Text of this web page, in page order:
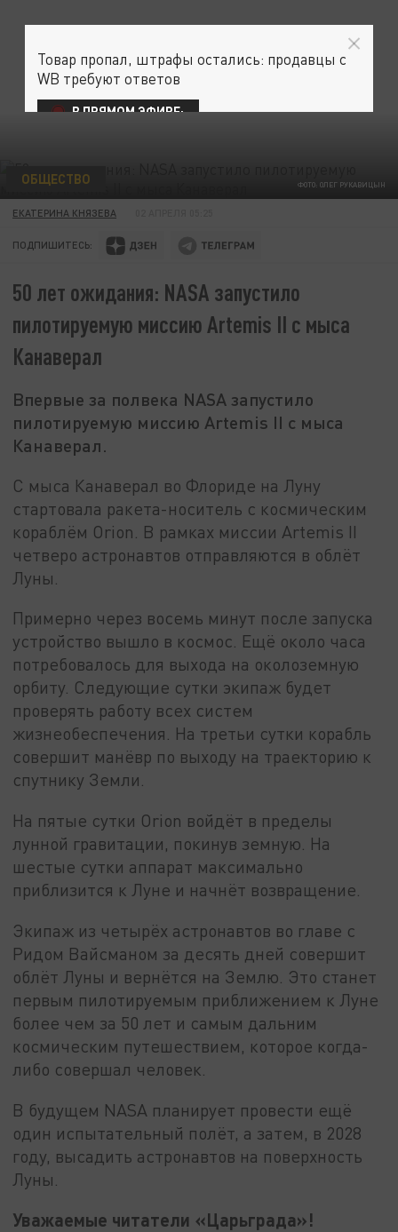
ФОТО: ОЛЕГ РУКАВИЦЫН
ОБЩЕСТВО
ЕКАТЕРИНА КНЯЗЕВА
ПОДПИШИТЕСЬ:
50 лет ожидания: NASA запустило
пилотируемую миссию Artemis II с мыса
Канаверал
Впервые за полвека NASA запустило
пилотируемую миссию Artemis II с мыса
Канаверал.
С мыса Канаверал во Флориде на Луну
стартовала ракета-носитель с космическим
кораблём Orion. В рамках миссии Artemis II
четверо астронавтов отправляются в облёт
Луны.
Примерно через восемь минут после запуска
устройство вышло в космос. Ещё около часа
потребовалось для выхода на околоземную
орбиту. Следующие сутки экипаж будет
проверять работу всех систем
жизнеобеспечения. На третьи сутки корабль
совершит манёвр по выходу на траекторию к
спутнику Земли.
На пятые сутки Orion войдёт в пределы
лунной гравитации, покинув земную. На
шестые сутки аппарат максимально
приблизится к Луне и начнёт возвращение.
Экипаж из четырёх астронавтов во главе с
Ридом Вайсманом за десять дней совершит
облёт Луны и вернётся на Землю. Это станет
первым пилотируемым приближением к Луне
более чем за 50 лет и самым дальним
космическим путешествием, которое когда-
либо совершал человек.
В будущем NASA планирует провести ещё
один испытательный полёт, а затем, в 2028
году, высадить астронавтов на поверхность
Луны.
Уважаемые читатели «Царьграда»!
Товар пропал, штрафы остались: продавцы с
WB требуют ответов
В ПРЯМОМ ЭФИРЕ: